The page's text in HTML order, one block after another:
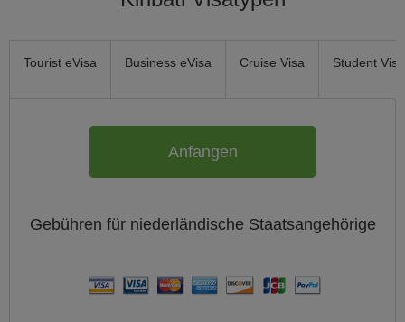
Tourist eVisa Business eVisa Cruise Visa Student Visa
Anfangen
Gebühren für niederländische Staatsangehörige